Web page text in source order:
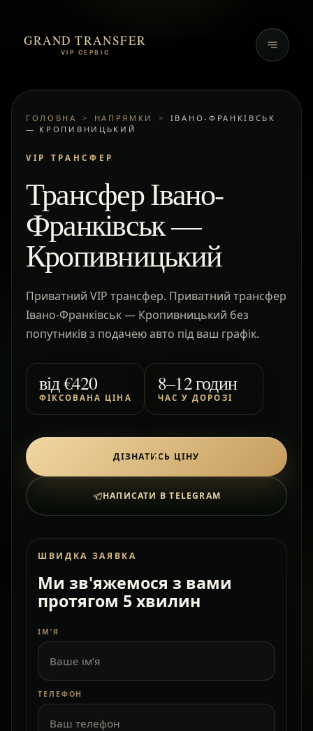
GRAND TRANSFER
VIP СЕРВІС
ГОЛОВНА > НАПРЯМКИ >
ІВАНО-ФРАНКІВСЬК
— КРОПИВНИЦЬКИЙ
VIP ТРАНСФЕР
Трансфер Івано-
Франківськ —
Кропивницький
Приватний VIP трансфер. Приватний трансфер
Івано-Франківськ — Кропивницький без
попутників з подачею авто під ваш графік.
від€420
ФІКСОВАНА ЦІНА
8–12 годин
ЧАС У ДОРОЗІ
ДІЗНАТИСЬ ЦІНУ
НАПИСАТИ В TELEGRAM
ШВИДКА ЗАЯВКА
Ми зв'яжемося з вами
протягом 5 хвилин
ІМ’Я
ТЕЛЕФОН